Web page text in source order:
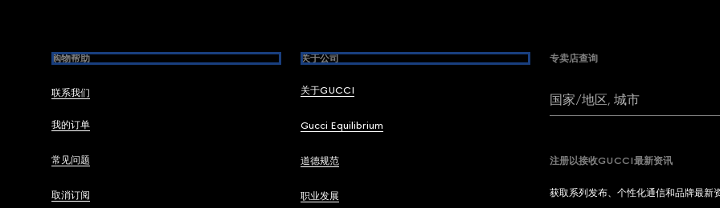
购物帮助
联系我们
我的订单
常见问题
取消订阅
关于公司
关于GUCCI
Gucci Equilibrium
道德规范
职业发展
专卖店查询
国家/地区, 城市
注册以接收GUCCI最新资讯
获取系列发布、个性化通信和品牌最新